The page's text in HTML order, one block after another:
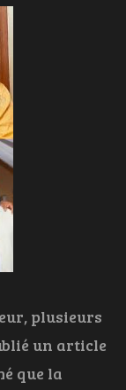
plusieurs
un article
que la